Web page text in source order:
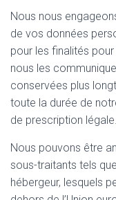
Nous nous
de vos données
pour les finalités
nous les
conservées plus
toute la durée de
de prescription
Nous pouvons être
sous-traitants tels
hébergeur, lesquels